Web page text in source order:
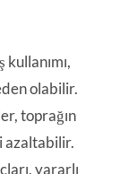
kullanımı,
olabilir.
toprağın
azaltabilir.
yararlı